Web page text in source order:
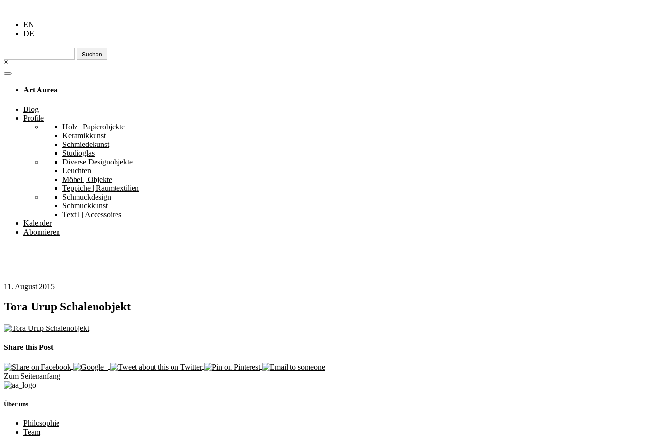
EN
DE
Suchen
nach:
×
Art Aurea
Blog
Profile
Holz | Papierobjekte
Keramikkunst
Schmiedekunst
Studioglas
Diverse Designobjekte
Leuchten
Möbel | Objekte
Teppiche | Raumtextilien
Schmuckdesign
Schmuckkunst
Textil | Accessoires
Kalender
Abonnieren
11. August 2015
Tora Urup Schalenobjekt
Share this Post
Zum Seitenanfang
Über uns
Philosophie
Team